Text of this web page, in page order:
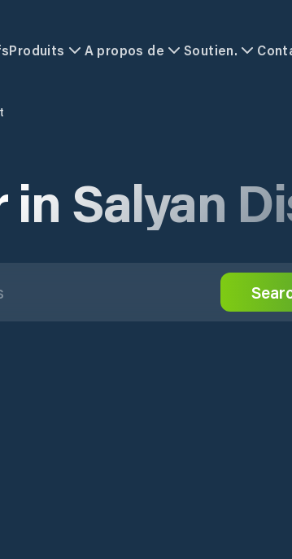
Produits A propos de Soutien.
in Salyan